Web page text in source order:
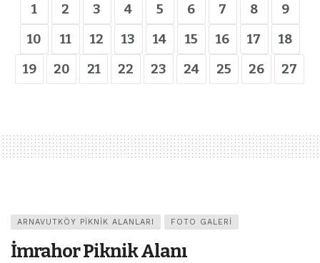
1 2 3 4 5 6 7 8
9
10
11 12 13 14 15 16 17
18
19
20 21 22 23 24 25 26 27
ARNAVUTKÖY PIKNIK ALANLARI FOTO GALERI
İmrahor Piknik Alanı